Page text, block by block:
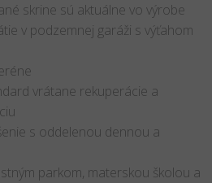
skrine sú aktuálne vo výrobe
v podzemnej garáži s výťahom
vrátane rekuperácie a
s oddelenou dennou a
parkom, materskou školou a